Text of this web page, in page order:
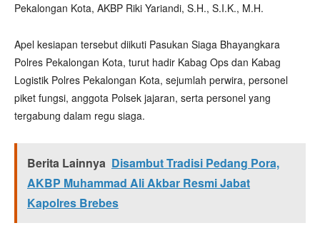
Pekalongan Kota, AKBP Riki Yariandi, S.H., S.I.K., M.H.
Apel kesiapan tersebut diikuti Pasukan Siaga Bhayangkara
Polres Pekalongan Kota, turut hadir Kabag Ops dan Kabag
Logistik Polres Pekalongan Kota, sejumlah perwira, personel
piket fungsi, anggota Polsek jajaran, serta personel yang
tergabung dalam regu siaga.
Berita Lainnya Disambut Tradisi Pedang Pora,
AKBP Muhammad Ali Akbar Resmi Jabat
Kapolres Brebes